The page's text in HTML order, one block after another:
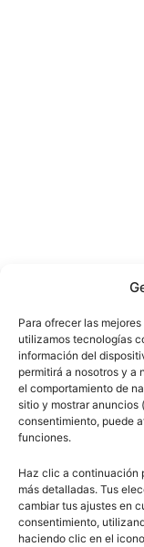
Para ofrecer las
utilizamos tecnologías
información del
permitirá a nosotros y a
el comportamiento de
sitio y mostrar anuncios
consentimiento, puede
funciones.
Haz clic a continuación
más detalladas. Tus
cambiar tus ajustes en
consentimiento,
haciendo clic en el